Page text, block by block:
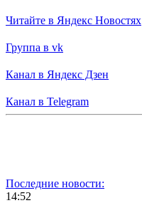
Читайте в Яндекс Новостях
Группа в vk
Канал в Яндекс Дзен
Канал в Telegram
Последние новости:
14:52